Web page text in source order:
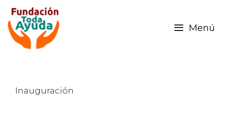
Menú
Inauguración